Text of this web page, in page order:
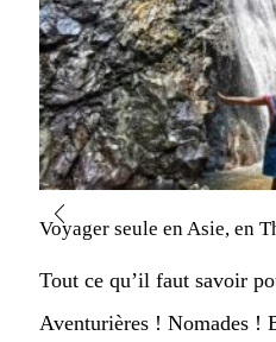
Voyager seule en Asie, en
Tout ce qu’il faut savoir
Aventurières ! Nomades !